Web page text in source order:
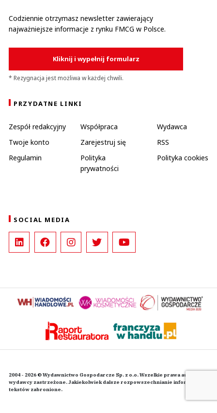
Codziennie otrzymasz newsletter zawierający
najważniejsze informacje z rynku FMCG w Polsce.
Kliknij i wypełnij formularz
* Rezygnacja jest możliwa w każdej chwili.
PRZYDATNE LINKI
Zespół redakcyjny Współpraca
Wydawca
Twoje konto
Zarejestruj się
RSS
Regulamin
Polityka
prywatności
Polityka cookies
SOCIAL MEDIA
2004 - 2026 © Wydawnictwo Gospodarcze Sp. z o.o. Wszelkie prawa autorskie
wydawcy zastrzeżone. Jakiekolwiek dalsze rozpowszechnianie informacji i
tekstów zabronione.